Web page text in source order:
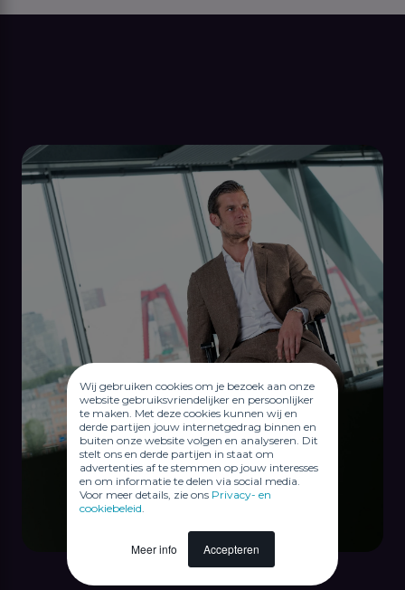
Wij gebruiken cookies om je bezoek aan onze
website gebruiksvriendelijker en persoonlijker
te maken. Met deze cookies kunnen wij en
derde partijen jouw internetgedrag binnen en
buiten onze website volgen en analyseren. Dit
stelt ons en derde partijen in staat om
advertenties af te stemmen op jouw interesses
en om informatie te delen via social media.
Voor meer details, zie ons Privacy- en
cookiebeleid
Meer info Accepteren